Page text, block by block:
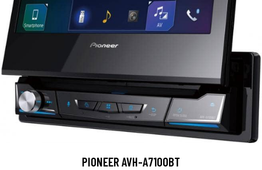
PIONEER AVH-A7100BT